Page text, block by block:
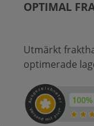
OPTIMAL
Utmärkt
optimerade